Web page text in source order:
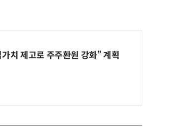
치 제고로 주주환원 강화” 계획